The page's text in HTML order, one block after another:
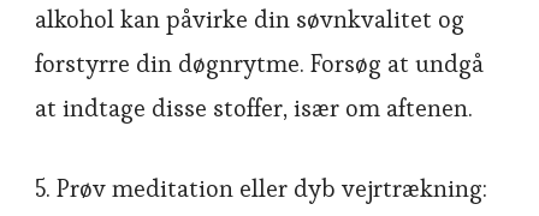
alkohol kan påvirke din søvnkvalitet og
forstyrre din døgnrytme. Forsøg at undgå
at indtage disse stoffer, især om aftenen.
5. Prøv meditation eller dyb vejrtrækning: